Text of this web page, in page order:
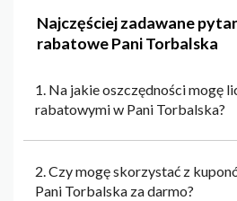
Najczęściej zadawane
rabatowe Pani Torbalska
1. Na jakie oszczędności mogę
rabatowymi w Pani Torbalska?
2. Czy mogę skorzystać z
Pani Torbalska za darmo?